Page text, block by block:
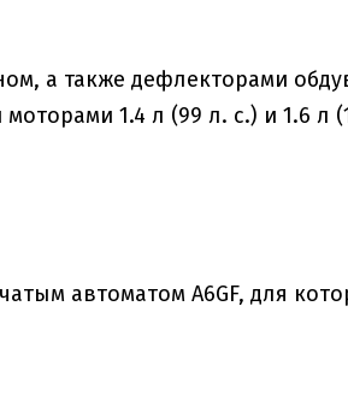
а также дефлекторами
1.4 л (99 л. с.) и 1.6 л
автоматом A6GF, для